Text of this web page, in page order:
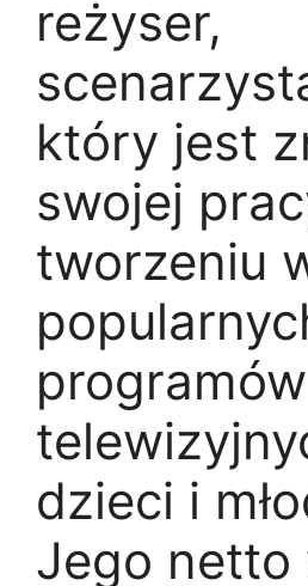
reżyser,
który jest
swojej
tworzeniu
programów
dzieci i
Jego